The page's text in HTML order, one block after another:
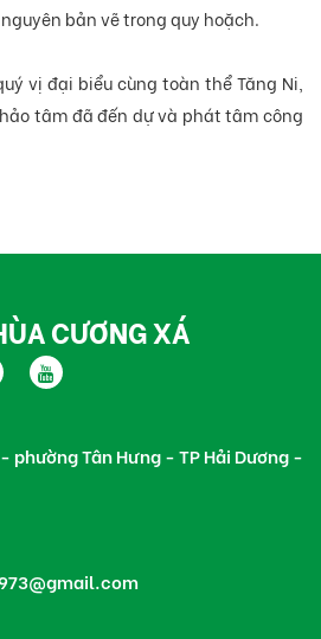
bản vẽ trong quy hoặch.
vị đại biểu cùng toàn thểTăng Ni
tâm đã đến dự và phát tâm công
CƯƠNG XÁ
phường Tân Hưng - TP Hải Dương -